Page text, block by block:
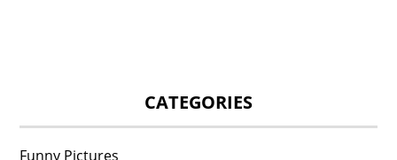
CATEGORIES
Funny Pictures